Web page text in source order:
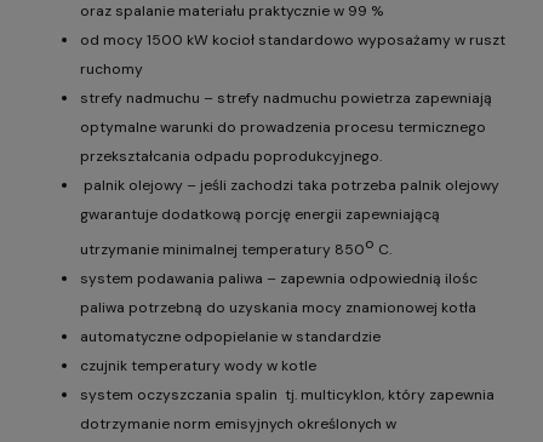
oraz spalanie materiału praktycznie w 99 %
od mocy 1500 kW kocioł standardowo wyposażamy w ruszt
ruchomy
strefy nadmuchu – strefy nadmuchu powietrza zapewniają
optymalne warunki do prowadzenia procesu termicznego
przekształcania odpadu poprodukcyjnego.
palnik olejowy – jeśli zachodzi taka potrzeba palnik olejowy
gwarantuje dodatkową porcję energii zapewniającą
utrzymanie minimalnej temperatury 850o C.
system podawania paliwa – zapewnia odpowiednią ilośc
paliwa potrzebną do uzyskania mocy znamionowej kotła
automatyczne odpopielanie w standardzie
czujnik temperatury wody w kotle
system oczyszczania spalin tj. multicyklon, który zapewnia
dotrzymanie norm emisyjnych określonych w